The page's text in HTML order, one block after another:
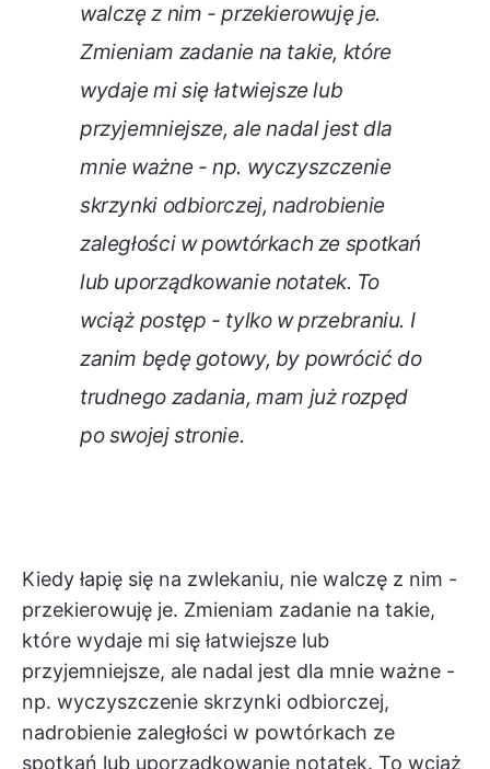
walczę z nim - przekierowuję je.
Zmieniam zadanie na takie, które
wydaje mi się łatwiejsze lub
przyjemniejsze, ale nadal jest dla
mnie ważne - np. wyczyszczenie
skrzynki odbiorczej, nadrobienie
zaległości w powtórkach ze spotkań
lub uporządkowanie notatek. To
wciąż postęp - tylko w przebraniu. I
zanim będę gotowy, by powrócić do
trudnego zadania, mam już rozpęd
po swojej stronie.
Kiedy łapię się na zwlekaniu, nie walczę z nim -
przekierowuję je. Zmieniam zadanie na takie,
które wydaje mi się łatwiejsze lub
przyjemniejsze, ale nadal jest dla mnie ważne -
np. wyczyszczenie skrzynki odbiorczej,
nadrobienie zaległości w powtórkach ze
spotkań lub uporządkowanie notatek. To wciąż